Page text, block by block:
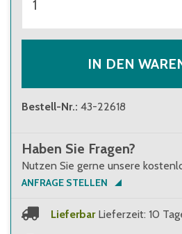
165,00 €
IN DEN
Bestell-Nr.: 43-22618
Haben Sie Fragen?
Nutzen Sie gerne unsere
ANFRAGE STELLEN
Lieferbar Lieferzeit: 10